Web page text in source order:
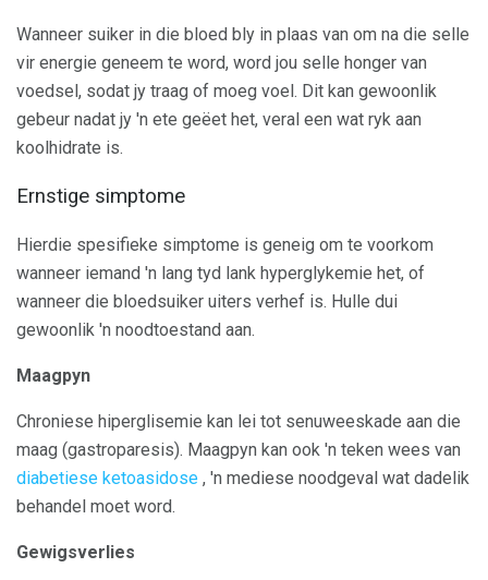
Wanneer suiker in die bloed bly in plaas van om na die selle
vir energie geneem te word, word jou selle honger van
voedsel, sodat jy traag of moeg voel. Dit kan gewoonlik
gebeur nadat jy 'n ete geëet het, veral een wat ryk aan
koolhidrate is.
Ernstige simptome
Hierdie spesifieke simptome is geneig om te voorkom
wanneer iemand 'n lang tyd lank hyperglykemie het, of
wanneer die bloedsuiker uiters verhef is. Hulle dui
gewoonlik 'n noodtoestand aan.
Maagpyn
Chroniese hiperglisemie kan lei tot senuweeskade aan die
maag (gastroparesis). Maagpyn kan ook 'n teken wees van
diabetiese ketoasidose , 'n mediese noodgeval wat dadelik
behandel moet word.
Gewigsverlies